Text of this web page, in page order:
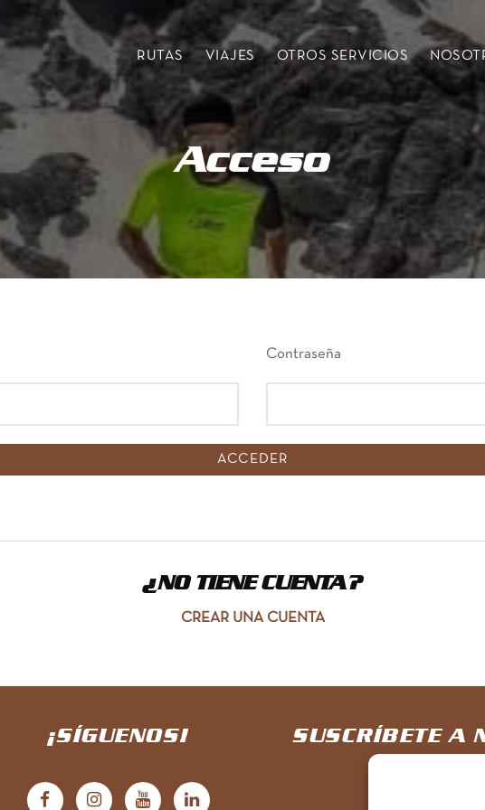
RUTAS VIAJES OTROS SERVICIOS
Acceso
Contraseña
¿NO TIENE CUENTA?
CREAR UNA CUENTA
¡SÍGUENOS! SUSCRÍBETE A